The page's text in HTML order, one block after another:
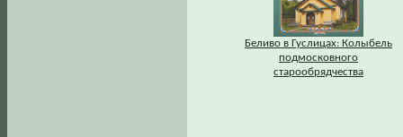
Беливо в Гуслицах: Колыбель
подмосковного
старообрядчества